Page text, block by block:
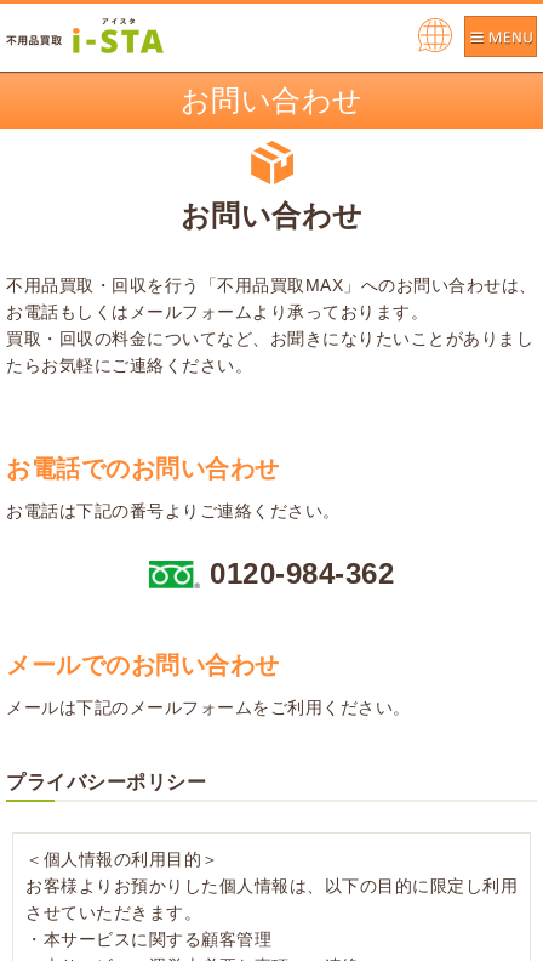
お問い合わせ
お問い合わせ
不用品買取・回収を行う「不用品買取MAX」へのお問い合わせは、
お電話もしくはメールフォームより承っております。
買取・回収の料金についてなど、お聞きになりたいことがありまし
たらお気軽にご連絡ください。
お電話でのお問い合わせ
お電話は下記の番号よりご連絡ください。
0120-984-362
メールでのお問い合わせ
メールは下記のメールフォームをご利用ください。
プライバシーポリシー
＜個人情報の利用目的＞
お客様よりお預かりした個人情報は、以下の目的に限定し利用
させていただきます。
・本サービスに関する顧客管理